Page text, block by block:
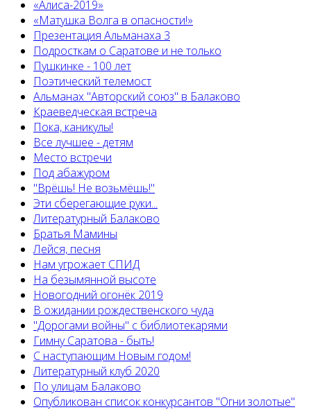
«Алиса-2019»
«Матушка Волга в опасности!»
Презентация Альманаха 3
Подросткам о Саратове и не только
Пушкинке - 100 лет
Поэтический телемост
Альманах "Авторский союз" в Балаково
Краеведческая встреча
Пока, каникулы!
Все лучшее - детям
Место встречи
Под абажуром
"Врёшь! Не возьмёшь!"
Эти сберегающие руки...
Литературный Балаково
Братья Мамины
Лейся, песня
Нам угрожает СПИД
На безымянной высоте
Новогодний огонёк 2019
В ожидании рождественского чуда
"Дорогами войны" с библиотекарями
Гимну Саратова - быть!
С наступающим Новым годом!
Литературный клуб 2020
По улицам Балаково
Опубликован список конкурсантов "Огни золотые"